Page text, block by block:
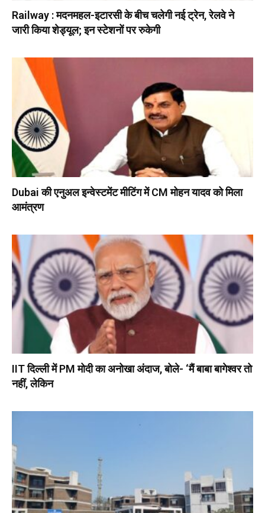
Railway : मदनमहल-इटारसी के बीच चलेगी नई ट्रेन, रेलवे ने
जारी किया शेड्यूल; इन स्टेशनों पर रुकेगी
Dubai की एनुअल इन्वेस्टमेंट मीटिंग में CM मोहन यादव को मिला
आमंत्रण
IIT दिल्ली में PM मोदी का अनोखा अंदाज, बोले- ‘मैं बाबा बागेश्वर तो
नहीं, लेकिन